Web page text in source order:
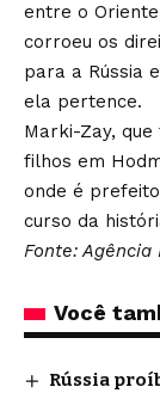
entre o
corroeu os
para a Rússia
ela pertence.
Marki-Zay,
filhos em
onde é
curso da
Fonte: Agência
Você
Rússia